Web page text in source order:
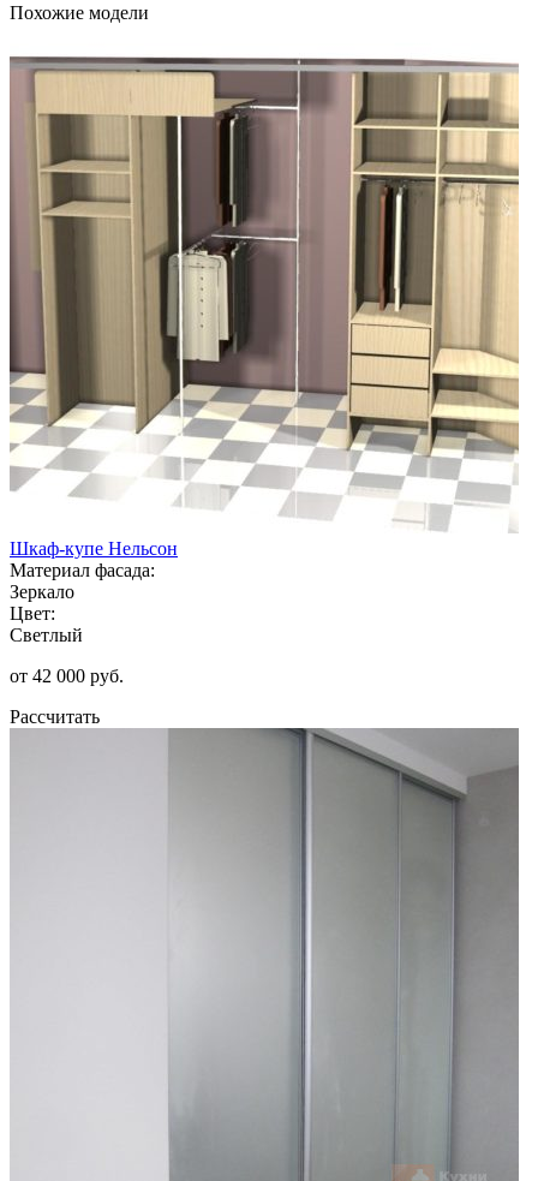
Похожие модели
Шкаф-купе Нельсон
Материал фасада:
Зеркало
Цвет:
Светлый
от 42 000 руб.
Рассчитать